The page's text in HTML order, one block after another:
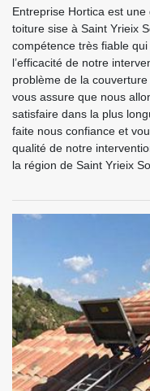
Entreprise Hortica est
toiture sise à Saint Yrieix
compétence très fiable
l’efficacité de notre
problème de la
vous assure que nous
satisfaire dans la plus
faite nous confiance et
qualité de notre
la région de Saint Yrieix